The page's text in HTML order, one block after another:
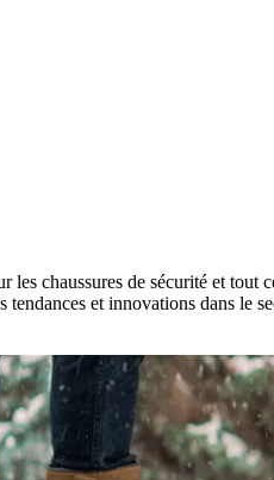
les chaussures de sécurité et
tendances et innovations dans le